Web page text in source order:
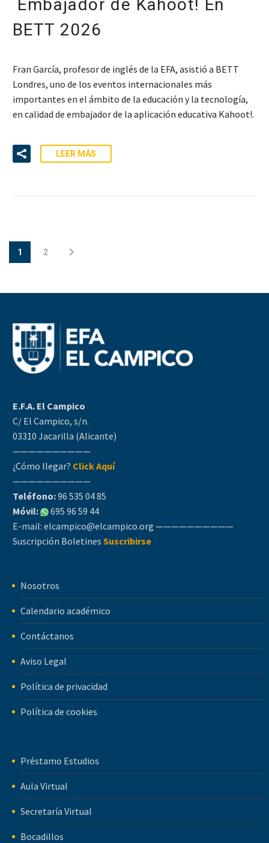
Embajador de Kahoot! En
BETT 2026
Fran García, profesor de inglés de la EFA, asistió a BETT
Londres, uno de los eventos internacionales más
importantes en el ámbito de la educación y la tecnología,
en calidad de embajador de la aplicación educativa Kahoot!.
LEER MÁS
1 2
E.F.A. El Campico
C/ El Campico, s/n.
03310 Jacarilla (Alicante)
——————————
¿Cómo llegar? Click Aquí
——————————
Teléfono:96 535 04 85
Móvil:
695 96 59 44
E-mail: elcampico@elcampico.org ——————————
Suscripción Boletines Suscribirse
Nosotros
Calendario académico
Contáctanos
Aviso Legal
Política de privacidad
Política de cookies
Préstamo Estudios
Aula Virtual
Secretaría Virtual
Bocadillos